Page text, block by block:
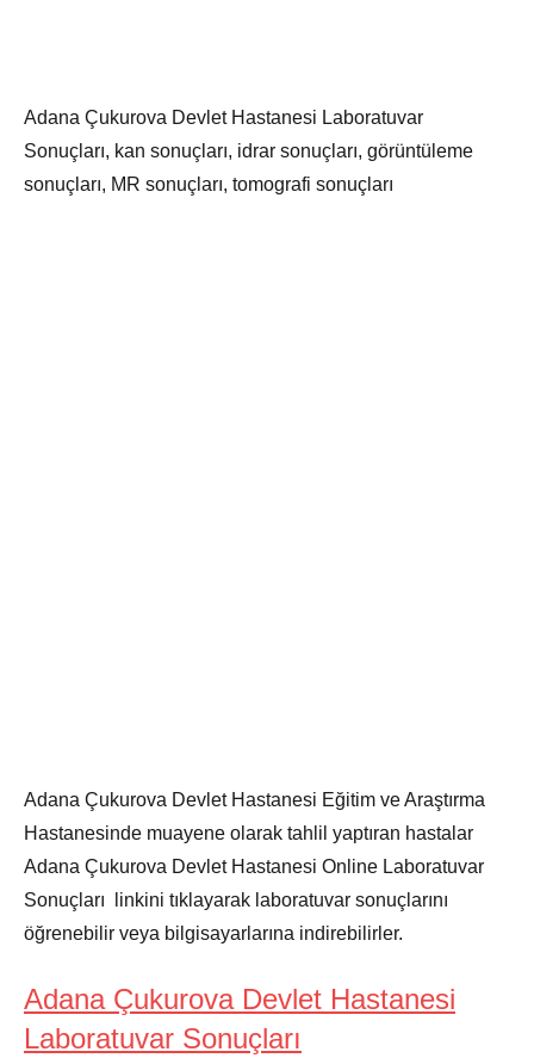
Adana Çukurova Devlet Hastanesi Laboratuvar
Sonuçları, kan sonuçları, idrar sonuçları, görüntüleme
sonuçları, MR sonuçları, tomografi sonuçları
Adana Çukurova Devlet Hastanesi Eğitim ve Araştırma
Hastanesinde muayene olarak tahlil yaptıran hastalar
Adana Çukurova Devlet Hastanesi Online Laboratuvar
Sonuçları linkini tıklayarak laboratuvar sonuçlarını
öğrenebilir veya bilgisayarlarına indirebilirler.
Adana Çukurova Devlet Hastanesi
Laboratuvar Sonuçları